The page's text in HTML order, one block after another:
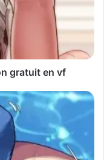
gratuit en vf